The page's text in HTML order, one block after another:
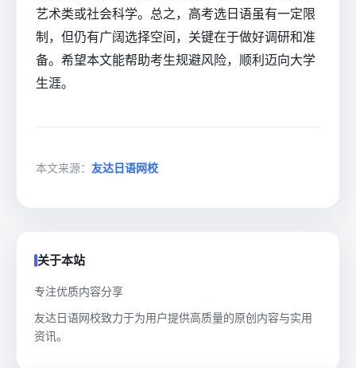
艺术类或社会科学。总之，高考选日语虽有一定限
制，但仍有广阔选择空间，关键在于做好调研和准
备。希望本文能帮助考生规避风险，顺利迈向大学
生涯。
本文来源： 友达日语网校
关于本站
专注优质内容分享
友达日语网校致力于为用户提供高质量的原创内容与实用
资讯。